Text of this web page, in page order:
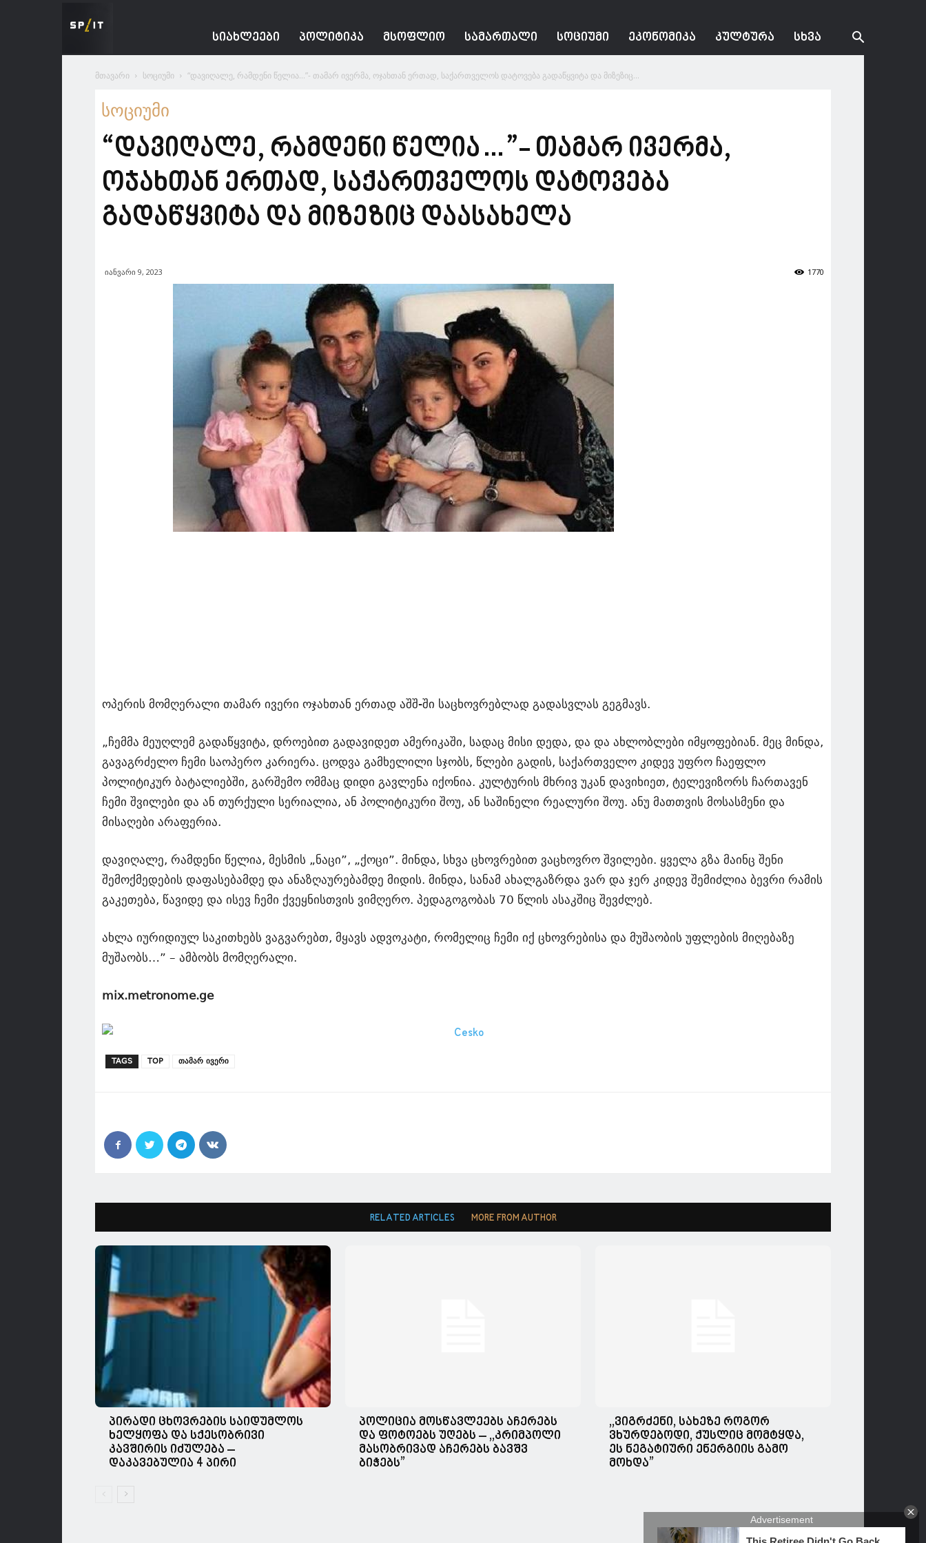
ᲡᲘᲐᲮᲚᲔᲔᲑᲘ ᲞᲝᲚᲘᲢᲘᲙᲐ ᲛᲡᲝᲤᲚᲘᲝ ᲡᲐᲛᲐᲠᲗᲐᲚᲘ ᲡᲝᲪᲘᲣᲛᲘ ᲔᲙᲝᲜᲝᲛᲘᲙᲐ ᲙᲣᲚᲢᲣᲠᲐ ᲡᲮᲕᲐ
მთავარი სოციუმი “დავიღალე, რამდენი წელია…”- თამარ ივერმა, ოჯახთან ერთად, საქართველოს დატოვება გადაწყვიტა და მიზეზიც...
სოციუმი
“დავიღალე, რამდენი წელია…”- თამარ ივერმა,
ოჯახთან ერთად, საქართველოს დატოვება
გადაწყვიტა და მიზეზიც დაასახელა
იანვარი 9, 2023 1770
ოპერის მომღერალი თამარ ივერი ოჯახთან ერთად აშშ-ში საცხოვრებლად გადასვლას გეგმავს.
„ჩემმა მეუღლემ გადაწყვიტა, დროებით გადავიდეთ ამერიკაში, სადაც მისი დედა, და და ახლობლები იმყოფებიან. მეც მინდა,
გავაგრძელო ჩემი საოპერო კარიერა. ცოდვა გამხელილი სჯობს, წლები გადის, საქართველო კიდევ უფრო ჩაეფლო
პოლიტიკურ ბატალიებში, გარშემო ომმაც დიდი გავლენა იქონია. კულტურის მხრივ უკან დავიხიეთ, ტელევიზორს ჩართავენ
ჩემი შვილები და ან თურქული სერიალია, ან პოლიტიკური შოუ, ან საშინელი რეალური შოუ. ანუ მათთვის მოსასმენი და
მისაღები არაფერია.
დავიღალე, რამდენი წელია, მესმის „ნაცი”, „ქოცი”. მინდა, სხვა ცხოვრებით ვაცხოვრო შვილები. ყველა გზა მაინც შენი
შემოქმედების დაფასებამდე და ანაზღაურებამდე მიდის. მინდა, სანამ ახალგაზრდა ვარ და ჯერ კიდევ შემიძლია ბევრი რამის
გაკეთება, წავიდე და ისევ ჩემი ქვეყნისთვის ვიმღერო. პედაგოგობას 70 წლის ასაკშიც შევძლებ.
ახლა იურიდიულ საკითხებს ვაგვარებთ, მყავს ადვოკატი, რომელიც ჩემი იქ ცხოვრებისა და მუშაობის უფლების მიღებაზე
მუშაობს…” – ამბობს მომღერალი.
mix.metronome.ge
TAGS TOP თამარ ივერი
RELATED ARTICLES MORE FROM AUTHOR
პირადი ცხოვრების საიდუმლოს
ხელყოფა და სქესობრივი
კავშირის იძულება –
დაკავებულია 4 პირი
პოლიცია მოსწავლეებს აჩერებს
და ფოტოებს უღებს – ,,კრიმპოლი
მასობრივად აჩერებს ბავშვ
ბიჭებს”
,,ვიგრძენი, სახეზე როგორ
ვხურდებოდი, ქუსლიც მომტყდა,
ეს ნეგატიური ენერგიის გამო
მოხდა”